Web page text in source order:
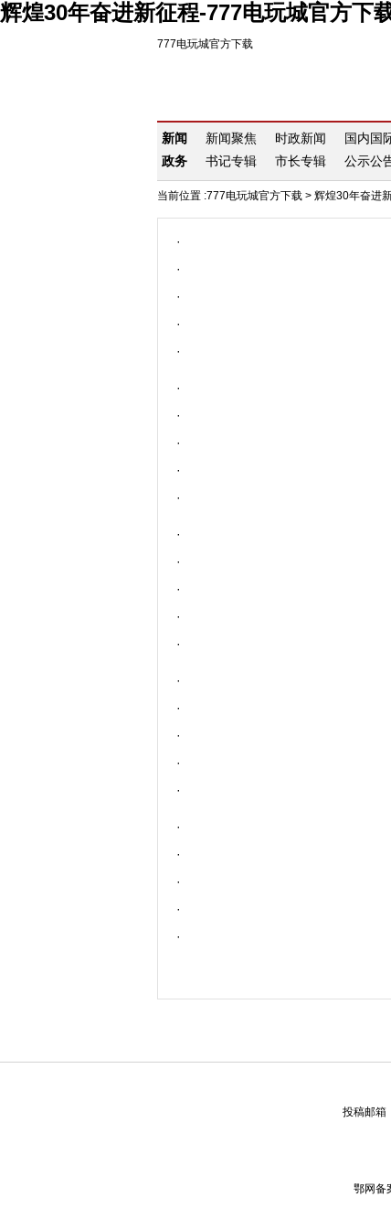
辉煌30年奋进新征程-777电玩城官方下
777电玩城官方下载
新闻 新闻聚焦 时政新闻 国内国
政务
书记专辑 市长专辑 公示公
当前位置 :777电玩城官方下载 > 辉煌30年奋进
·
·
·
·
·
·
·
·
·
·
·
·
·
·
·
·
·
·
·
·
·
·
·
·
·
投稿邮箱
鄂网备